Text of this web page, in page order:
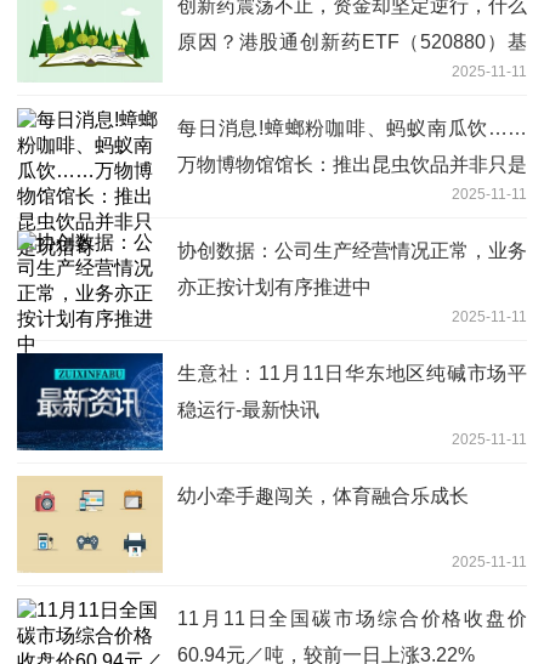
创新药震荡不止，资金却坚定逆行，什么
原因？港股通创新药ETF（520880）基
2025-11-11
每日消息!蟑螂粉咖啡、蚂蚁南瓜饮……
万物博物馆馆长：推出昆虫饮品并非只是
2025-11-11
协创数据：公司生产经营情况正常，业务
亦正按计划有序推进中
2025-11-11
生意社：11月11日华东地区纯碱市场平
稳运行-最新快讯
2025-11-11
幼小牵手趣闯关，体育融合乐成长
2025-11-11
11月11日全国碳市场综合价格收盘价
60.94元／吨，较前一日上涨3.22%